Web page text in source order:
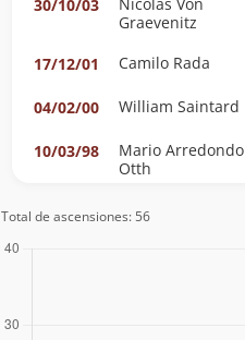
30/10/03
Graevenitz
17/12/01
Camilo Rada
04/02/00 William Saintard
10/03/98
Mario Arredondo
Otth
16/12/94
Claudio Seebach
Total de ascensiones: 56